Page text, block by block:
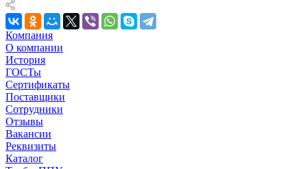
Компания
О компании
История
ГОСТы
Сертификаты
Поставщики
Сотрудники
Отзывы
Вакансии
Реквизиты
Каталог